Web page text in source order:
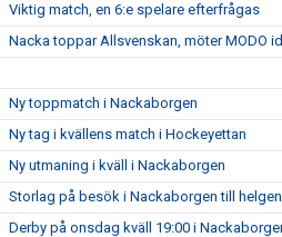
Viktig match, en 6:e spelare efterfrågas
Nacka toppar Allsvenskan, möter MODO
Ny toppmatch i Nackaborgen
Ny tag i kvällens match i Hockeyettan
Ny utmaning i kväll i Nackaborgen
Storlag på besök i Nackaborgen till helgen
Derby på onsdag kväll 19:00 i